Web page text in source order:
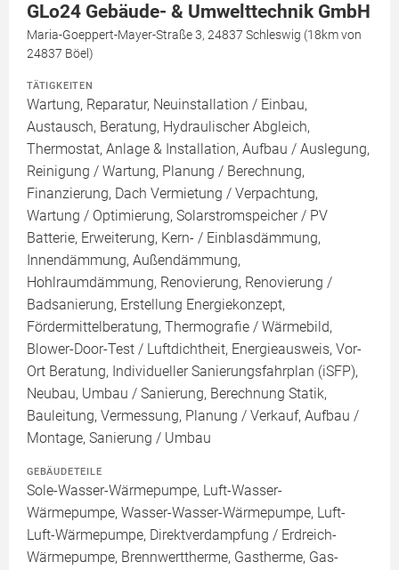
GLo24 Gebäude- & Umwelttechnik GmbH
Maria-Goeppert-Mayer-Straße 3, 24837 Schleswig (18km von
24837 Böel)
TÄTIGKEITEN
Wartung, Reparatur, Neuinstallation / Einbau,
Austausch, Beratung, Hydraulischer Abgleich,
Thermostat, Anlage & Installation, Aufbau / Auslegung,
Reinigung / Wartung, Planung / Berechnung,
Finanzierung, Dach Vermietung / Verpachtung,
Wartung / Optimierung, Solarstromspeicher / PV
Batterie, Erweiterung, Kern- / Einblasdämmung,
Innendämmung, Außendämmung,
Hohlraumdämmung, Renovierung, Renovierung /
Badsanierung, Erstellung Energiekonzept,
Fördermittelberatung, Thermografie / Wärmebild,
Blower-Door-Test / Luftdichtheit, Energieausweis, Vor-
Ort Beratung, Individueller Sanierungsfahrplan (iSFP),
Neubau, Umbau / Sanierung, Berechnung Statik,
Bauleitung, Vermessung, Planung / Verkauf, Aufbau /
Montage, Sanierung / Umbau
GEBÄUDETEILE
Sole-Wasser-Wärmepumpe, Luft-Wasser-
Wärmepumpe, Wasser-Wasser-Wärmepumpe, Luft-
Luft-Wärmepumpe, Direktverdampfung / Erdreich-
Wärmepumpe, Brennwerttherme, Gastherme, Gas-